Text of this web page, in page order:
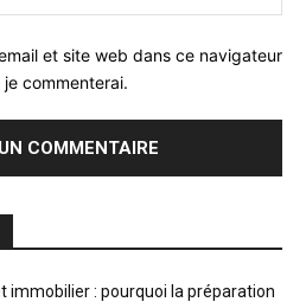
:
et site web dans ce navigateur
commenterai.
immobilier : pourquoi la préparation